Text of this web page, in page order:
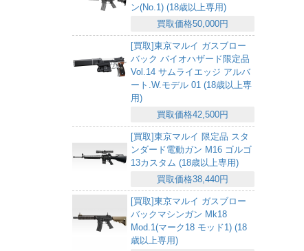
ン(No.1) (18歳以上専用)
買取価格50,000円
[買取]東京マルイ ガスブロー
バック バイオハザード限定品
Vol.14 サムライエッジ アルバ
ート.W.モデル 01 (18歳以上専
用)
買取価格42,500円
[買取]東京マルイ 限定品 スタ
ンダード電動ガン M16 ゴルゴ
13カスタム (18歳以上専用)
買取価格38,440円
[買取]東京マルイ ガスブロー
バックマシンガン Mk18
Mod.1(マーク18 モッド1) (18
歳以上専用)